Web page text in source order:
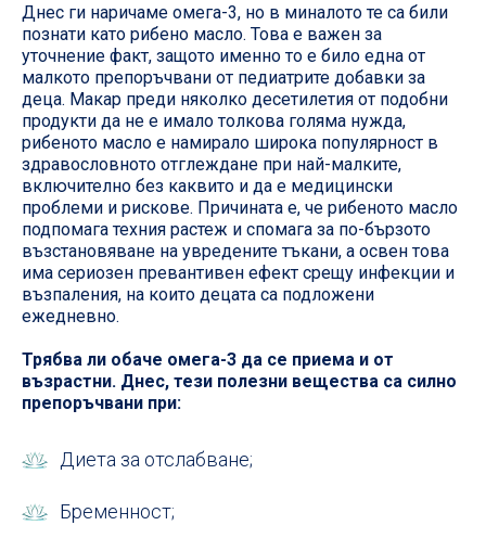
Днес ги наричаме омега-3, но в миналото те са били
познати като рибено масло. Това е важен за
уточнение факт, защото именно то е било една от
малкото препоръчвани от педиатрите добавки за
деца. Макар преди няколко десетилетия от подобни
продукти да не е имало толкова голяма нужда,
рибеното масло е намирало широка популярност в
здравословното отглеждане при най-малките,
включително без каквито и да е медицински
проблеми и рискове. Причината е, че рибеното масло
подпомага техния растеж и спомага за по-бързото
възстановяване на увредените тъкани, а освен това
има сериозен превантивен ефект срещу инфекции и
възпаления, на които децата са подложени
ежедневно.
Трябва ли обаче омега-3 да се приема и от
възрастни. Днес, тези полезни вещества са силно
препоръчвани при:
Диета за отслабване;
Бременност;